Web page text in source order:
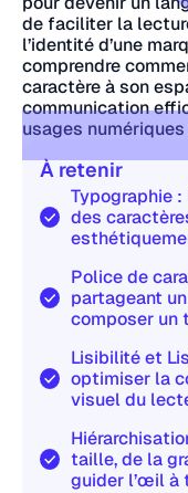
de faciliter la
l’identité d’une
comprendre
caractère à son
communication
usages
À retenir
Typographie
des
Police de
partageant
composer un
Lisibilité et
optimiser la
visuel du
taille, de la
guider l’œil à